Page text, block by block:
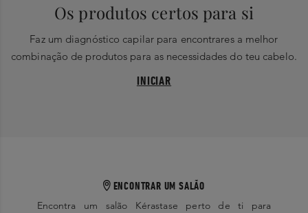
Os produtos certos para si
Faz um diagnóstico capilar para encontrares a melhor
combinação de produtos para as necessidades do teu cabelo.
INICIAR
ENCONTRAR UM SALÃO
Encontra um salão Kérastase perto de ti para